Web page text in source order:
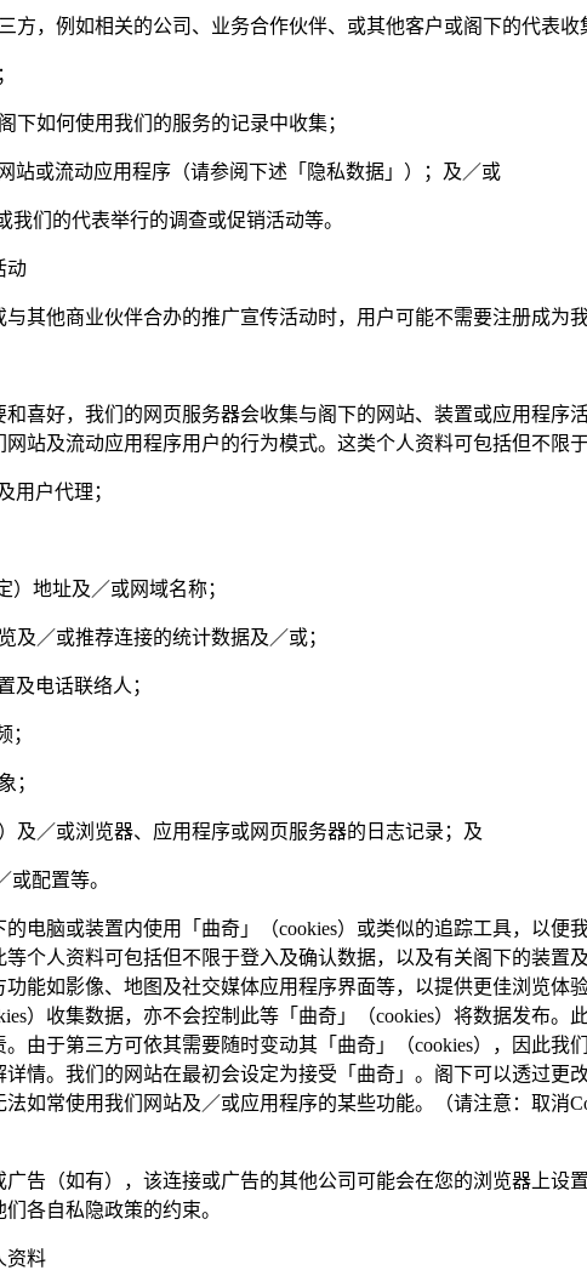
方，例如相关的公司、业务合作伙伴、或其他客户或阁下的代表收
下如何使用我们的服务的记录中收集；
站或流动应用程序（请参阅下述「隐私数据」）；及／或
我们的代表举行的调查或促销活动等。
动
其他商业伙伴合办的推广宣传活动时，用户可能不需要注册成为
和喜好，我们的网页服务器会收集与阁下的网站、装置或应用程
站及流动应用程序用户的行为模式。这类个人资料可包括但不限于
用户代理；
）地址及／或网域名称；
及／或推荐连接的统计数据及／或；
及电话联络人；
；
；
）及／或浏览器、应用程序或网页服务器的日志记录；及
或配置等。
电脑或装置内使用「曲奇」（cookies）或类似的追踪工具，以
等个人资料可包括但不限于登入及确认数据，以及有关阁下的装
能如影像、地图及社交媒体应用程序界面等，以提供更佳浏览体
）收集数据，亦不会控制此等「曲奇」（cookies）将数据发布
由于第三方可依其需要随时变动其「曲奇」（cookies），因此
情。我们的网站在最初会设定为接受「曲奇」。阁下可以透过
法如常使用我们网站及／或应用程序的某些功能。（请注意：取消
告（如有），该连接或广告的其他公司可能会在您的浏览器上设
各自私隐政策的约束。
资料